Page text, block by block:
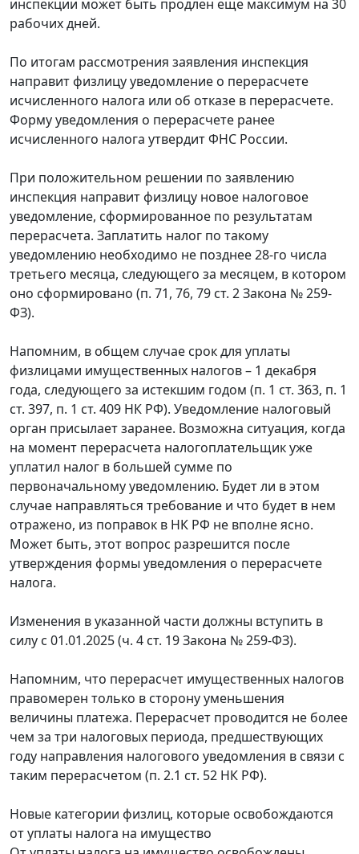
инспекции может быть продлен еще максимум на 30
рабочих дней.
По итогам рассмотрения заявления инспекция
направит физлицу уведомление о перерасчете
исчисленного налога или об отказе в перерасчете.
Форму уведомления о перерасчете ранее
исчисленного налога утвердит ФНС России.
При положительном решении по заявлению
инспекция направит физлицу новое налоговое
уведомление, сформированное по результатам
перерасчета. Заплатить налог по такому
уведомлению необходимо не позднее 28-го числа
третьего месяца, следующего за месяцем, в котором
оно сформировано (п. 71, 76, 79 ст. 2 Закона № 259-
ФЗ).
Напомним, в общем случае срок для уплаты
физлицами имущественных налогов – 1 декабря
года, следующего за истекшим годом (п. 1 ст. 363, п. 1
ст. 397, п. 1 ст. 409 НК РФ). Уведомление налоговый
орган присылает заранее. Возможна ситуация, когда
на момент перерасчета налогоплательщик уже
уплатил налог в большей сумме по
первоначальному уведомлению. Будет ли в этом
случае направляться требование и что будет в нем
отражено, из поправок в НК РФ не вполне ясно.
Может быть, этот вопрос разрешится после
утверждения формы уведомления о перерасчете
налога.
Изменения в указанной части должны вступить в
силу с 01.01.2025 (ч. 4 ст. 19 Закона № 259-ФЗ).
Напомним, что перерасчет имущественных налогов
правомерен только в сторону уменьшения
величины платежа. Перерасчет проводится не более
чем за три налоговых периода, предшествующих
году направления налогового уведомления в связи с
таким перерасчетом (п. 2.1 ст. 52 НК РФ).
Новые категории физлиц, которые освобождаются
от уплаты налога на имущество